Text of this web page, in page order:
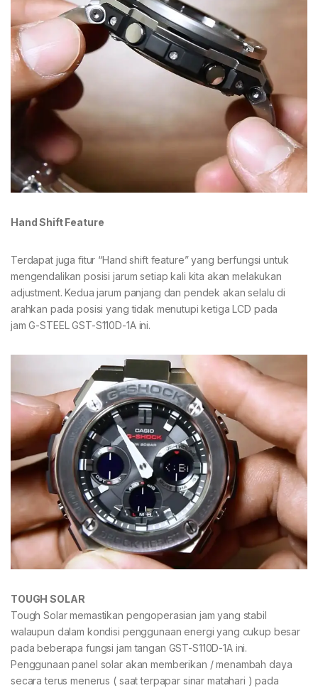
Hand Shift Feature
Terdapat juga fitur “Hand shift feature” yang berfungsi untuk
mengendalikan posisi jarum setiap kali kita akan melakukan
adjustment. Kedua jarum panjang dan pendek akan selalu di
arahkan pada posisi yang tidak menutupi ketiga LCD pada
jam G-STEEL GST-S110D-1A ini.
TOUGH SOLAR
Tough Solar memastikan pengoperasian jam yang stabil
walaupun dalam kondisi penggunaan energi yang cukup besar
pada beberapa fungsi jam tangan GST-S110D-1A ini.
Penggunaan panel solar akan memberikan / menambah daya
secara terus menerus ( saat terpapar sinar matahari ) pada